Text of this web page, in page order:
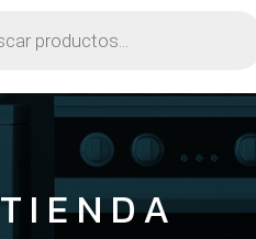
TIENDA